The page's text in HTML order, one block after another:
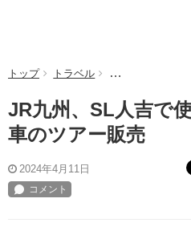
トップ トラベル JR九州、SL人
JR九州、SL人吉で
車のツアー販売
2024年4月11日